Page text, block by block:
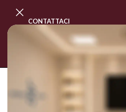
CONTATTACI